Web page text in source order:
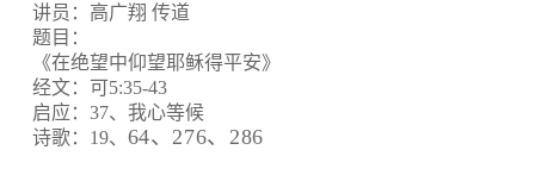
讲员：高广翔 传道
题目：
《在绝望中仰望耶稣得平安》
经文：可5:35-43
启应：37、我心等候
诗歌：19、 64、 276、 286